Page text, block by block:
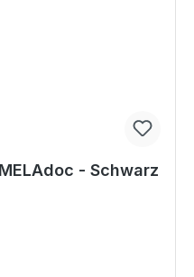
- Schwarz